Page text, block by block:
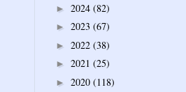
► 2024 (82)
► 2023 (67)
► 2022 (38)
► 2021 (25)
► 2020 (118)